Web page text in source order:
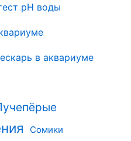
pH воды
в аквариуме
Сомики